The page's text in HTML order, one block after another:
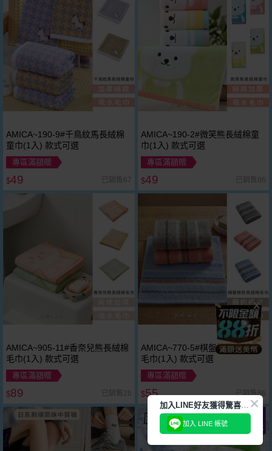
AMICA~190-9#千鳥紋馬長絨棉
童巾(1入) 款式可選
專區滿額贈
$49 已銷售67
AMICA~190-2#微笑熊長絨棉童
巾(1入) 款式可選
專區滿額贈
$49 已銷售86
AMICA~905-11#香奈兒熊長絨棉
毛巾(1入) 款式可選
專區滿額贈
$89 已銷售26
AMICA~770-5#棋盤條紋長絨棉
毛巾(1入) 款式可選
專區滿額贈
$55 已銷售86
下單
立刻送
加
入LINE好友獲得驚喜折扣!
加入 LINE 帳號